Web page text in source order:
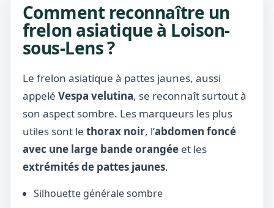
Comment reconnaître un
frelon asiatique à Loison-
sous-Lens ?
Le frelon asiatique à pattes jaunes, aussi
appelé Vespa velutina, se reconnaît surtout à
son aspect sombre. Les marqueurs les plus
utiles sont le thorax noir, l’abdomen foncé
avec une large bande orangée et les
extrémités de pattes jaunes.
Silhouette générale sombre